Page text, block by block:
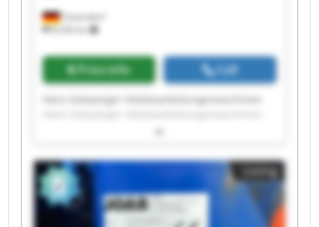
Teisendorf
8,226 km
Price info Call
Hans Kalsperger Holzbearbeitungsmaschinen
Hans Kalsperger Holzbearbeitungsmaschinen
Hans Kalsperger Holzbearbeitungsmaschinen
Hans Kalsperger Holzbearbeitungsmaschinen
Hans Kalsperger Holzbearbeitungsmaschinen
Hans Kalsperger Holzbearbeitungsmaschinen
Hans Kalsperger Holzbearbeitungsmaschinen
Listing